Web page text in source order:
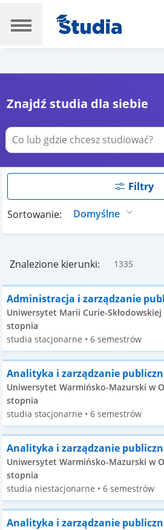
Znajdź studia dla siebie
Filtry
Sortowanie:
Znalezione kierunki: 1335
Administracja i zarządzanie
Uniwersytet Marii Curie-Skłodowskiej
stopnia
studia stacjonarne • 6 semestrów
Analityka i zarządzanie
Uniwersytet Warmińsko-Mazurski w
stopnia
studia stacjonarne • 6 semestrów
Analityka i zarządzanie
Uniwersytet Warmińsko-Mazurski w
stopnia
studia niestacjonarne • 6 semestrów
Analityka i zarządzanie